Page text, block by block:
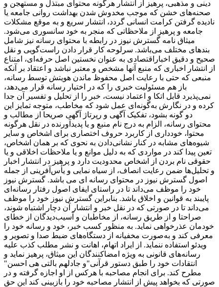
دینی و مذهبی، پرهیز از انتشار هرگونه محتوای مبتذل و مستهجن و
صحنه‌های خشن که موجب مخدوش شدن بهداشت روانی جامعه یا
نادیده گرفتن کرامت انسانی گردد، انتشار سریع و به‌ موقع مشکلات
جامعه و پرهیز از ملاحظاتی که منجر به خود سانسوری می‌شود.
میثاق نامه گسترش نیوز در رابطه با محتوای رسانه نیز شامل
بندهای مختلف می‌باشد. سرلوحه کار قرار دادن راست‌گویی و نقل
صحیح و دقیق اخباراقتصادی به ‌عنوان نخستین اصل حرفه‌ای، امتناع
از انتشار اخباری که منبع آنها مشخص و معتبر نباشد و اعتقاد بر آنکه
منبعی که حتی با رعایت اصل محفوظ ماندن هویتش توسط رسانه،
باز هم مسئولیت خبری را که در اختیار رسانه قرار می‌دهد،
نمی‌پذیرد قابل اتکا و اعتماد نیست، خبر را از تحلیل و تفسیر آن جدا
کرده و در نگارش به‌گونه‌ای عمل شود که مخاطب، متوجه تمایز این
دو گونه بشود، تفکیک آگهی و رپرتاژ آگهی صریحا از مطالب و
محتوای رسانه، الزام به درج نام منبع و یا پدیدآورنده در نقل هرگونه
محتوا، خودداری از کاربرد حروف اختصاری برای اشخاص و سایر
شیوه‌های مشابه در کنار نشانی‌دادن به نحوی که بر همان اشخاص،
تعین پیدا کند در مواردی که به دلیل موانع و یا ملاحظات اخلاقی و یا
حقوقی نام بردن از اشخاص محدودیت دارد و پرهیز در انتشار اخبار
و تحلیل‌ها ضمن رعایت انصاف، از سیاه ‌نمایی و یأس‌آفرینی از جمله
اصول گسترش نیوز در محتوای رسانه ای می باشد. گسترش نیوز
خود را موظف می‌داند تا در راستای ایفای اصول رفتار رسانه‌ای
پایبند به قوانین و اخلاق باشد. بنابراین گسترش نیوز خود را موظف
می‌داند تا در صورتی که در نقل خبر و انتشار آن دچار اشتباه شوند،
صراحتا و از طریق رسانه، از مخاطبان و آسیب‌دیدگان از خطای
خودمان عذرخواهی نماید. به منظور کسب خبر، خود و رسانه خود را
معرفی کند و به‌صورت مخفیانه از دستگاه‌های ضبط صدا و تصویر و
ویدئو استفاده ننماید. از ایراد اتهام، اهانت و نشر مطلب کذب علیه
رسانه‌های قانونی به ‌ویژه امضاکنندگان این میثاق، پرهیز نماید و
انتقادات‌ خود را طبق دستور قرآنی"و جادلهم بالتی هی احسن"
مطرح کند. برای انجام مصاحبه با هرکس از او اجازه گرفته و در
صورتی که بخواهد پیش از انتشار مصاحبه خود را بازبینی کند این حق